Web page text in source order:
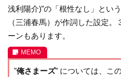
浅利陽介)”の「根性なし」とい
（三浦春馬）が作詞した設定
ーンもあります。
”俺さまーズ” については、こ